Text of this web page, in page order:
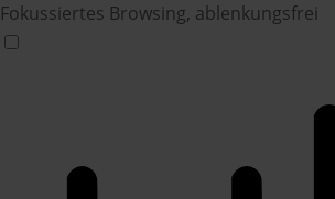
Fokussiertes Browsing, ablenkungsfrei